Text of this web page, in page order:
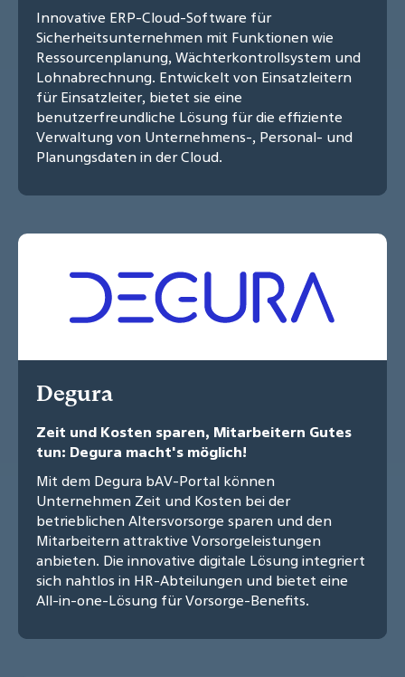
Innovative ERP-Cloud-Software für
Sicherheitsunternehmen mit Funktionen wie
Ressourcenplanung, Wächterkontrollsystem und
Lohnabrechnung. Entwickelt von Einsatzleitern
für Einsatzleiter, bietet sie eine
benutzerfreundliche Lösung für die effiziente
Verwaltung von Unternehmens-, Personal- und
Planungsdaten in der Cloud.
Degura
Zeit und Kosten sparen, Mitarbeitern Gutes
tun: Degura macht's möglich!
Mit dem Degura bAV-Portal können
Unternehmen Zeit und Kosten bei der
betrieblichen Altersvorsorge sparen und den
Mitarbeitern attraktive Vorsorgeleistungen
anbieten. Die innovative digitale Lösung integriert
sich nahtlos in HR-Abteilungen und bietet eine
All-in-one-Lösung für Vorsorge-Benefits.